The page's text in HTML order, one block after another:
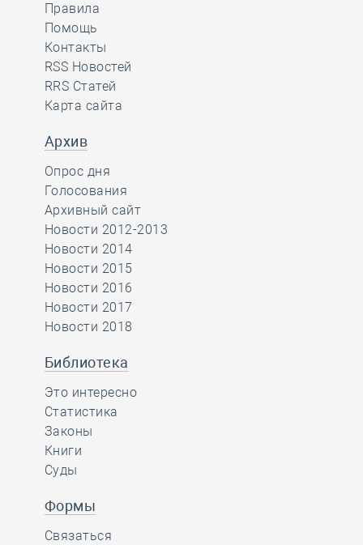
Правила
Помощь
Контакты
RSS Новостей
RRS Статей
Карта сайта
Архив
Опрос дня
Голосования
Архивный сайт
Новости 2012-2013
Новости 2014
Новости 2015
Новости 2016
Новости 2017
Новости 2018
Библиотека
Это интересно
Статистика
Законы
Книги
Суды
Формы
Связаться